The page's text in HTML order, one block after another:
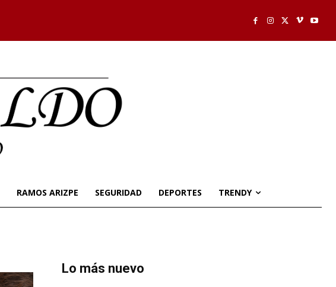
RAMOS ARIZPE SEGURIDAD DEPORTES TRENDY
Lo más nuevo